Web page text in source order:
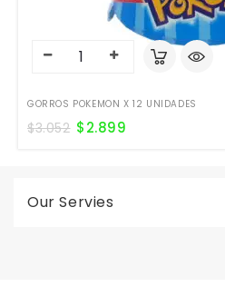
GORROS POKEMON X 12 UNIDADES
$3.052 $2.899
Our Servies